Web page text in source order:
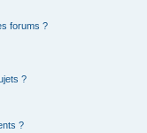
forums ?
?
?